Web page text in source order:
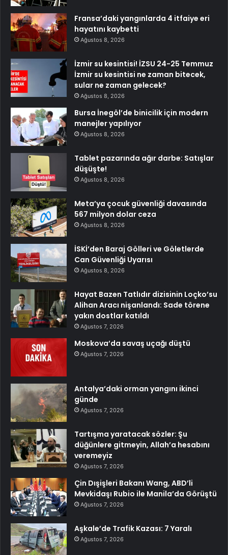
Fransa’daki yangınlarda 4 itfaiye eri
hayatını kaybetti
Ağustos 8, 2026
İzmir su kesintisi! İZSU 24-25 Temmuz
İzmir su kesintisi ne zaman bitecek,
sular ne zaman gelecek?
Ağustos 8, 2026
Bursa İnegöl’de binicilik için modern
manejler yapılıyor
Ağustos 8, 2026
Tablet pazarında ağır darbe: Satışlar
düşüşte!
Ağustos 8, 2026
Meta’ya çocuk güvenliği davasında
567 milyon dolar ceza
Ağustos 8, 2026
İSKİ’den Baraj Gölleri ve Göletlerde
Can Güvenliği Uyarısı
Ağustos 8, 2026
Hayat Bazen Tatlıdır dizisinin Loçko’su
Alihan Aracı nişanlandı: Sade törene
yakın dostlar katıldı
Ağustos 7, 2026
Moskova’da savaş uçağı düştü
Ağustos 7, 2026
Antalya’daki orman yangını ikinci
günde
Ağustos 7, 2026
Tartışma yaratacak sözler: Şu
düğünlere gitmeyin, Allah’a hesabını
veremeyiz
Ağustos 7, 2026
Çin Dışişleri Bakanı Wang, ABD’li
Mevkidaşı Rubio ile Manila’da Görüştü
Ağustos 7, 2026
Aşkale’de Trafik Kazası: 7 Yaralı
Ağustos 7, 2026